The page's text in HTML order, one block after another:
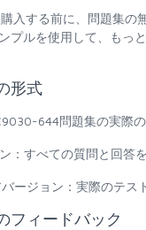
入する前に、問題集の
プルを使用して、もっ
形式
644問題集の実際
：すべての質問と回答
ージョン：実際のテス
フィードバック